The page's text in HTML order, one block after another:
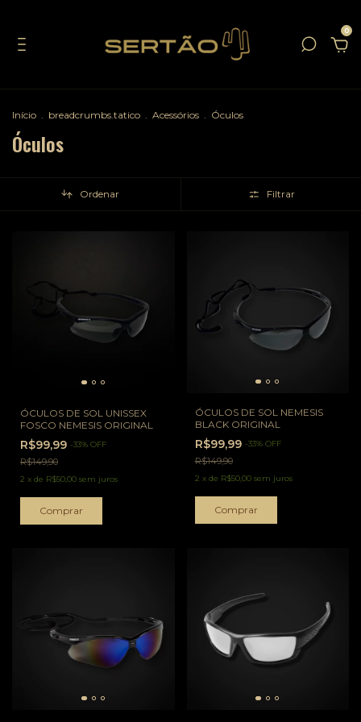
0
Início . breadcrumbs.tatico . Acessórios . Óculos
Óculos
Ordenar Filtrar
ÓCULOS DE SOL UNISSEX
FOSCO NEMESIS ORIGINAL
R$99,99 -33% OFF
R$149,90
2 x de R$50,00 sem juros
ÓCULOS DE SOL NEMESIS
BLACK ORIGINAL
R$99,99 -33% OFF
R$149,90
2 x de R$50,00 sem juros